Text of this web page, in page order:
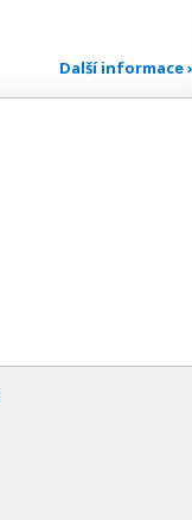
Další informace